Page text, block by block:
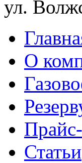
ул.
О
Статьи